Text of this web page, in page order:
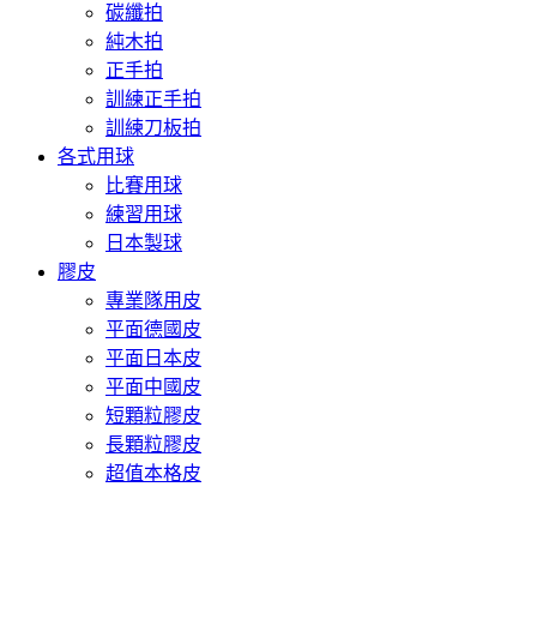
碳纖拍
純木拍
正手拍
訓練正手拍
訓練刀板拍
各式用球
比賽用球
練習用球
日本製球
膠皮
專業隊用皮
平面德國皮
平面日本皮
平面中國皮
短顆粒膠皮
長顆粒膠皮
超值本格皮